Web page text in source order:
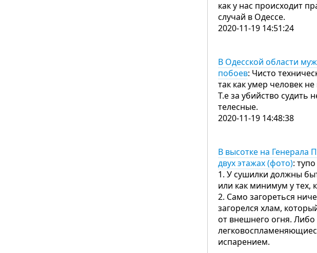
как у нас происходит
случай в Одессе.
2020-11-19 14:51:24
В Одесской области
побоев: Чисто
так как умер человек
Т.е за убийство судить
телесные.
2020-11-19 14:48:38
В высотке на Генерала
двух этажах (фото):
1. У сушилки должны
или как минимум у тех,
2. Само загореться
загорелся хлам,
от внешнего огня.
испарением.